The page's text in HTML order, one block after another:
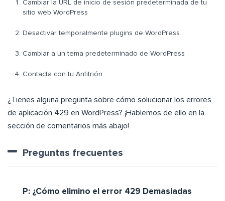
Cambiar la URL de inicio de sesión predeterminada de tu
sitio web WordPress
Desactivar temporalmente plugins de WordPress
Cambiar a un tema predeterminado de WordPress
Contacta con tu Anfitrión
¿Tienes alguna pregunta sobre cómo solucionar los errores
de aplicación 429 en WordPress? ¡Hablemos de ello en la
sección de comentarios más abajo!
Preguntas frecuentes
P: ¿Cómo elimino el error 429 Demasiadas